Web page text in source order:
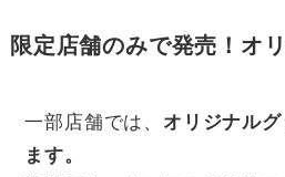
限定店舗のみで発売！オ
一部店舗では、 オリジナル
ます。